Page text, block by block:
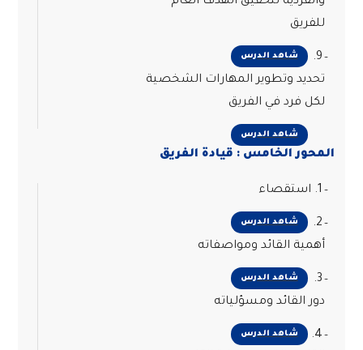
للفريق
شاهد الدرس
9.
تحديد وتطوير المهارات الشخصية
لكل فرد في الفريق
شاهد الدرس
المحور الخامس : قيادة الفريق
شاهد الدرس
2.
أهمية القائد ومواصفاته
شاهد الدرس
3.
دور القائد ومسؤلياته
شاهد الدرس
4.